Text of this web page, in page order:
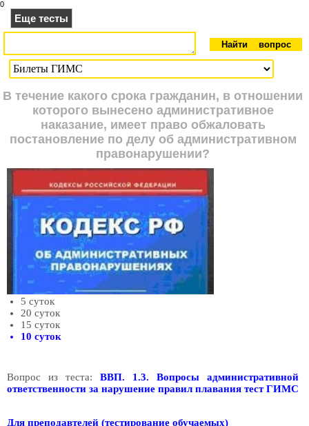
0
Еще тесты
В течение какого срока гражданин, в отношении
которого вынесено административное
наказание, имеет право обжаловать
постановление по делу об административном
правонарушении?
5 суток
20 суток
15 суток
10 суток
Вопрос из теста: ВВП. 1.3. Вопросы административной
ответственности за нарушение правил плавания тест ГИМС
Для преподавтелей (тестирование обучаемых)